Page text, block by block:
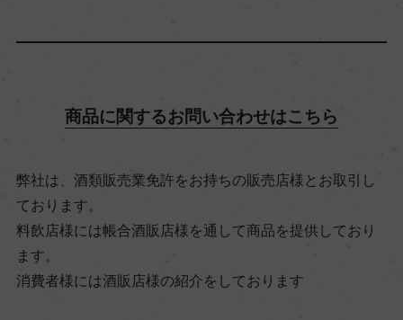
品種（原材料）
アルコール度数
商品に関するお問い合わせはこちら
弊社は、酒類販売業免許をお持ちの販売店様とお取引し
ております。
料飲店様には帳合酒販店様を通して商品を提供しており
ます。
消費者様には酒販店様の紹介をしております